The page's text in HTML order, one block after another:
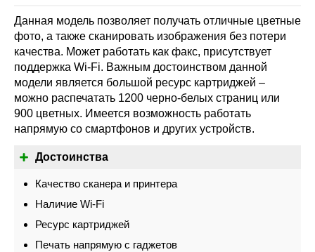
Данная модель позволяет получать отличные цветные
фото, а также сканировать изображения без потери
качества. Может работать как факс, присутствует
поддержка Wi-Fi. Важным достоинством данной
модели является большой ресурс картриджей –
можно распечатать 1200 черно-белых страниц или
900 цветных. Имеется возможность работать
напрямую со смартфонов и других устройств.
Достоинства
Качество сканера и принтера
Наличие Wi-Fi
Ресурс картриджей
Печать напрямую с гаджетов